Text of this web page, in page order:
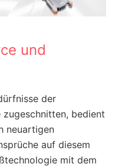
und
der
bedient
neuartigen
auf diesem
mit dem